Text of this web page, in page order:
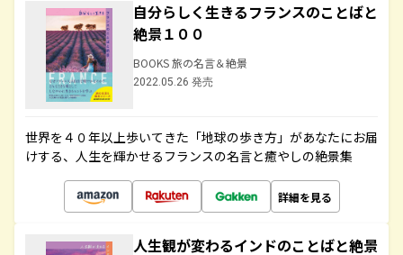
自分らしく生きるフランスのことばと
絶景１００
BOOKS 旅の名言＆絶景
2022.05.26 発売
世界を４０年以上歩いてきた「地球の歩き方」があなたにお届
けする、人生を輝かせるフランスの名言と癒やしの絶景集
詳細を見る
人生観が変わるインドのことばと絶景